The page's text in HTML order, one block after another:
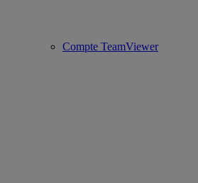
Compte TeamViewer